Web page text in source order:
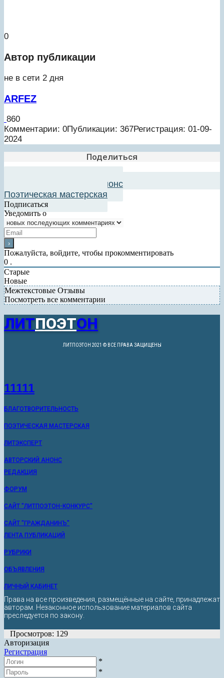
0
Автор публикации
не в сети 2 дня
ARFEZ
860
Комментарии: 0Публикации: 367Регистрация: 01-09-
2024
Поделиться
Добавить в авторский анонс
Поэтическая мастерская
Подписаться
Уведомить о
Пожалуйста, войдите, чтобы прокомментировать
0 .
Старые
Новые
Межтекстовые Отзывы
Посмотреть все комментарии
ЛИТПОЭТОН
ЛИТПОЭТОН 2021 © ВСЕ ПРАВА ЗАЩИЩЕНЫ
11111
БЛАГОТВОРИТЕЛЬНОСТЬ
ПОЭТИЧЕСКАЯ МАСТЕРСКАЯ
ЛИТЭКСПЕРТ
АВТОРСКИЙ АНОНС
РЕДАКЦИЯ
ФОРУМ
САЙТ "ЛИТПОЭТОН-КОНКУРС"
САЙТ "ГРАЖДАНИНЪ"
ЛЕНТА ПУБЛИКАЦИЙ
РУБРИКИ
ОБЪЯВЛЕНИЯ
ЛИЧНЫЙ КАБИНЕТ
Права на все произведения, размещённые на сайте, принадлежат
авторам. Незаконное использование материалов сайта
преследуется по закону.
Просмотров: 129
Авторизация
Регистрация
*
*